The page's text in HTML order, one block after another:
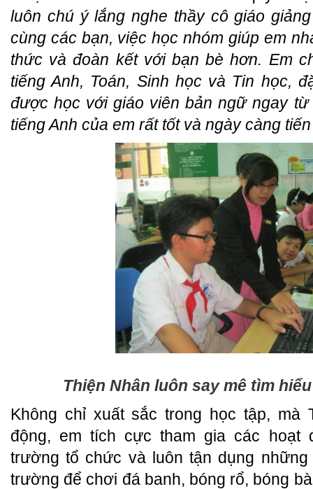
luôn chú ý lắng nghe thầy cô giáo
cùng các bạn, việc học nhóm giúp em
thức và đoàn kết với bạn bè hơn. Em
tiếng Anh, Toán, Sinh học và Tin học,
được học với giáo viên bản ngữ ngay
tiếng Anh của em rất tốt và ngày càng
Thiện Nhân luôn say mê tìm
Không chỉ xuất sắc trong học tập, mà
động, em tích cực tham gia các hoạt
trường tổ chức và luôn tận dụng
trường để chơi đá banh, bóng rổ, bóng